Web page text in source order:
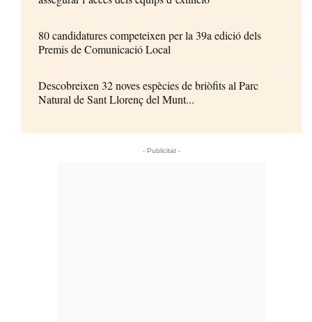
80 candidatures competeixen per la 39a edició dels
Premis de Comunicació Local
Descobreixen 32 noves espècies de briòfits al Parc
Natural de Sant Llorenç del Munt...
- Publicitat -